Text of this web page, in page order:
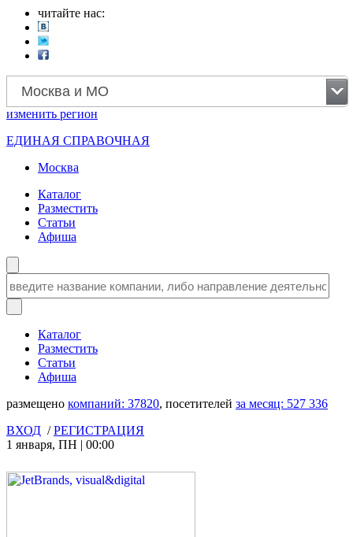
читайте нас:
Москва и МО
изменить регион
ЕДИНАЯ СПРАВОЧНАЯ
Москва
Каталог
Разместить
Статьи
Афиша
Каталог
Разместить
Статьи
Афиша
размещено компаний: 37820, посетителей за месяц: 527 336
ВХОД /РЕГИСТРАЦИЯ
1 января, ПН | 00:00